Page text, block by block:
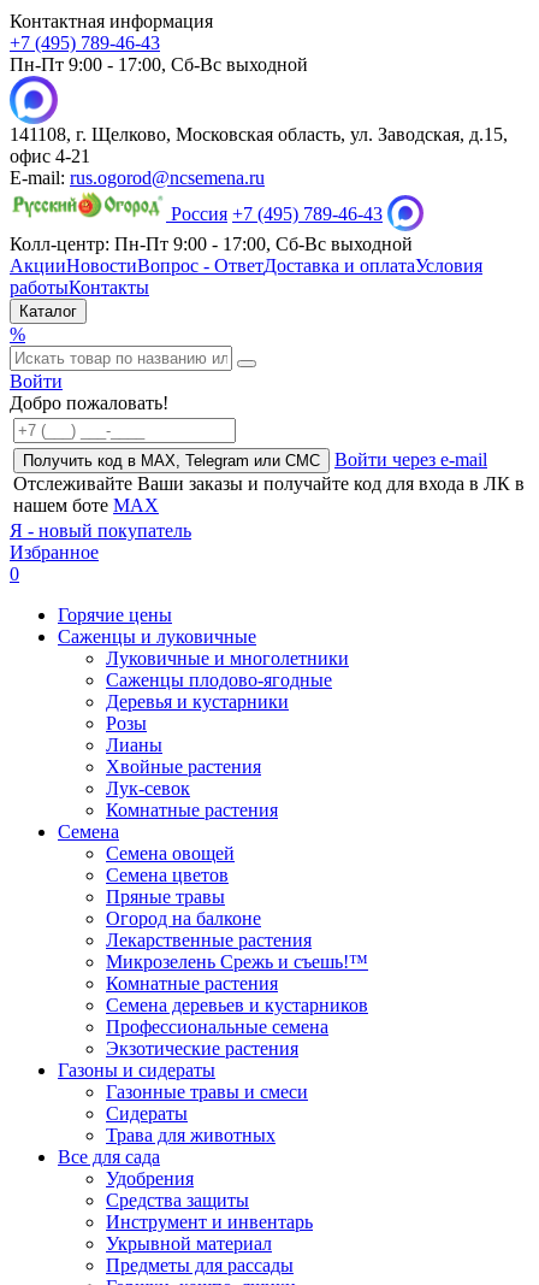
Контактная информация
+7 (495) 789-46-43
Пн-Пт 9:00 - 17:00, Сб-Вс выходной
141108, г. Щелково, Московская область, ул. Заводская, д.15,
офис 4-21
E-mail: rus.ogorod@ncsemena.ru
Россия +7 (495) 789-46-43
Колл-центр: Пн-Пт 9:00 - 17:00, Сб-Вс выходной
АкцииНовостиВопрос - ОтветДоставка и оплатаУсловия
работыКонтакты
Каталог
%
Войти
Добро пожаловать!
Получить код в MAX, Telegram или СМС
Войти через e-mail
Отслеживайте Ваши заказы и получайте код для входа в ЛК в
нашем боте MAX
Я - новый покупатель
Избранное
0
Горячие цены
Саженцы и луковичные
Луковичные и многолетники
Саженцы плодово-ягодные
Деревья и кустарники
Розы
Лианы
Хвойные растения
Лук-севок
Комнатные растения
Семена
Семена овощей
Семена цветов
Пряные травы
Огород на балконе
Лекарственные растения
Микрозелень Срежь и съешь!™
Комнатные растения
Семена деревьев и кустарников
Профессиональные семена
Экзотические растения
Газоны и сидераты
Газонные травы и смеси
Сидераты
Трава для животных
Все для сада
Удобрения
Средства защиты
Инструмент и инвентарь
Укрывной материал
Предметы для рассады